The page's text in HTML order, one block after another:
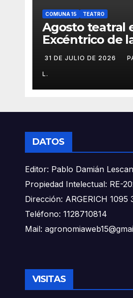
COMUNA 15 TEATRO
Agosto teatral
Excéntrico de
31 DE JULIO DE 2026
L.
DATOS
Editor: Pablo Damián
Propiedad Intelectual: RE-
Dirección: ARGERICH 1095
Teléfono: 1128710814
Mail:
VISITAS